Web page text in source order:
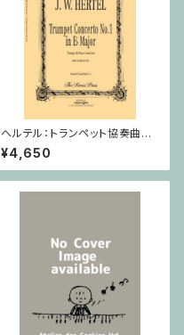
ヘルテル：トランペット協奏曲第1
番 変ホ長調/トランペット・ピア
ノ
¥4,650